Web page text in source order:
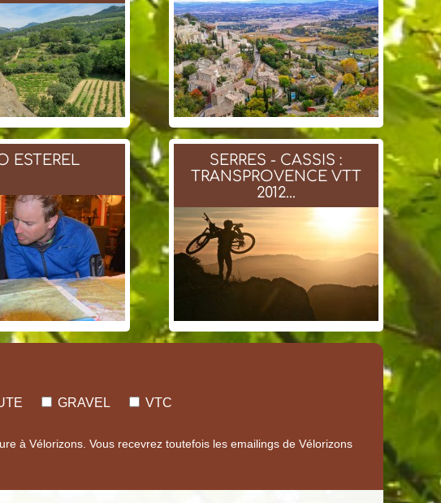
ESTEREL
SERRES - CASSIS :
TRANSPROVENCE VTT
2012...
GRAVEL VTC
à Vélorizons. Vous recevrez toutefois les emailings de Vélorizons